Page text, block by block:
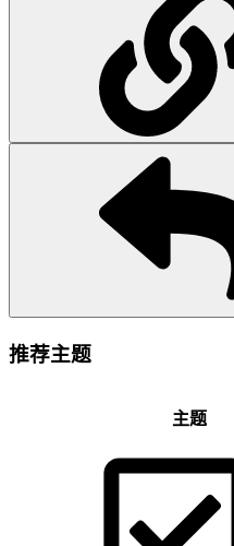
推荐主题
主题